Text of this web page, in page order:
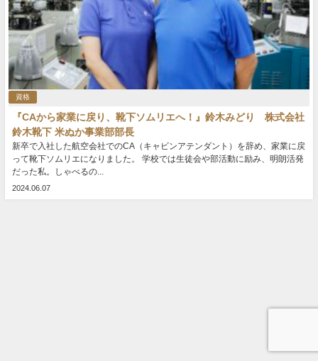
資格
『CAから家業に戻り、靴下ソムリエへ！』鈴木みどり 株式会社
鈴木靴下 米ぬか事業部部長
新卒で入社した航空会社でのCA（キャビンアテンダント）を辞め、家業に戻
って靴下ソムリエになりました。 学校では生徒会や部活動に励み、明朗活発
だった私。しゃべるの...
2024.06.07